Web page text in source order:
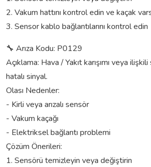
2. Vakum hattını kontrol edin ve kaçak
3. Sensor kablo bağlantılarını kontrol edin
🔧 Arıza Kodu: P0129
Açıklama: Hava / Yakıt karışımı veya
hatalı sinyal.
Olası Nedenler:
- Kirli veya arızalı sensör
- Vakum kaçağı
- Elektriksel bağlantı problemi
Çözüm Önerileri:
1. Sensörü temizleyin veya değiştirin